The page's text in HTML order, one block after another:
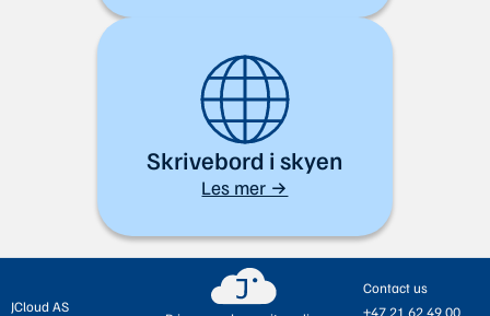
Skrivebord i skyen
Les mer →
JCloud AS
Contact us
+47 21 62 49 00